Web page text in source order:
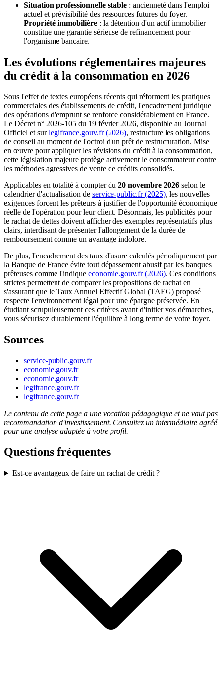
Situation professionnelle stable : ancienneté dans l'emploi
actuel et prévisibilité des ressources futures du foyer.
Propriété immobilière : la détention d'un actif immobilier
constitue une garantie sérieuse de refinancement pour
l'organisme bancaire.
Les évolutions réglementaires majeures
du crédit à la consommation en 2026
Sous l'effet de textes européens récents qui réforment les pratiques
commerciales des établissements de crédit, l'encadrement juridique
des opérations d'emprunt se renforce considérablement en France.
Le Décret n° 2026-105 du 19 février 2026, disponible au Journal
Officiel et surlegifrance.gouv.fr (2026), restructure les obligations
de conseil au moment de l'octroi d'un prêt de restructuration. Mise
en œuvre pour appliquer les révisions du crédit à la consommation,
cette législation majeure protège activement le consommateur contre
les méthodes agressives de vente de crédits consolidés.
Applicables en totalité à compter du 20 novembre 2026 selon le
calendrier d'actualisation de service-public.fr (2025), les nouvelles
exigences forcent les prêteurs à justifier de l'opportunité économique
réelle de l'opération pour leur client. Désormais, les publicités pour
le rachat de dettes doivent afficher des exemples représentatifs plus
clairs, interdisant de présenter l'allongement de la durée de
remboursement comme un avantage indolore.
De plus, l'encadrement des taux d'usure calculés périodiquement par
la Banque de France évite tout dépassement abusif par les banques
prêteuses comme l'indique economie.gouv.fr (2026). Ces conditions
strictes permettent de comparer les propositions de rachat en
s'assurant que le Taux Annuel Effectif Global (TAEG) proposé
respecte l'environnement légal pour une épargne préservée. En
étudiant scrupuleusement ces critères avant d'initier vos démarches,
vous sécurisez durablement l'équilibre à long terme de votre foyer.
Sources
service-public.gouv.fr
economie.gouv.fr
economie.gouv.fr
legifrance.gouv.fr
legifrance.gouv.fr
Le contenu de cette page a une vocation pédagogique et ne vaut pas
recommandation d'investissement. Consultez un intermédiaire agréé
pour une analyse adaptée à votre profil.
Questions fréquentes
Est-ce avantageux de faire un rachat de crédit ?